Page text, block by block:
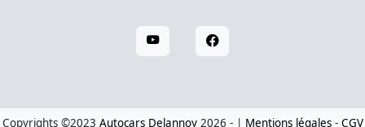
Copyrights ©2023 Autocars Delannoy2026 - | Mentions légales- CGV